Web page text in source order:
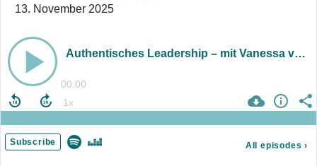
13. November 2025
Authentisches Leadership – mit Vanessa von Frankenberg
00:00
Subscribe All episodes ›